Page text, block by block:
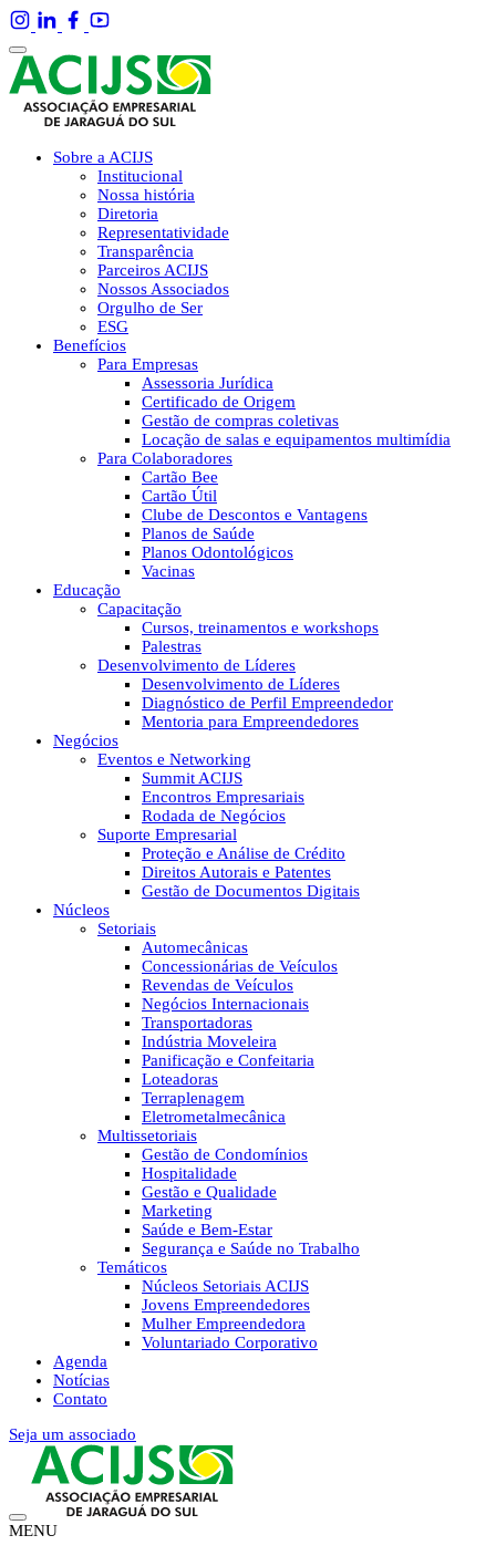
Sobre a ACIJS
Institucional
Nossa história
Diretoria
Representatividade
Transparência
Parceiros ACIJS
Nossos Associados
Orgulho de Ser
ESG
Benefícios
Para Empresas
Assessoria Jurídica
Certificado de Origem
Gestão de compras coletivas
Locação de salas e equipamentos multimídia
Para Colaboradores
Cartão Bee
Cartão Útil
Clube de Descontos e Vantagens
Planos de Saúde
Planos Odontológicos
Vacinas
Educação
Capacitação
Cursos, treinamentos e workshops
Palestras
Desenvolvimento de Líderes
Desenvolvimento de Líderes
Diagnóstico de Perfil Empreendedor
Mentoria para Empreendedores
Negócios
Eventos e Networking
Summit ACIJS
Encontros Empresariais
Rodada de Negócios
Suporte Empresarial
Proteção e Análise de Crédito
Direitos Autorais e Patentes
Gestão de Documentos Digitais
Núcleos
Setoriais
Automecânicas
Concessionárias de Veículos
Revendas de Veículos
Negócios Internacionais
Transportadoras
Indústria Moveleira
Panificação e Confeitaria
Loteadoras
Terraplenagem
Eletrometalmecânica
Multissetoriais
Gestão de Condomínios
Hospitalidade
Gestão e Qualidade
Marketing
Saúde e Bem-Estar
Segurança e Saúde no Trabalho
Temáticos
Núcleos Setoriais ACIJS
Jovens Empreendedores
Mulher Empreendedora
Voluntariado Corporativo
Agenda
Notícias
Contato
Seja um associado
MENU